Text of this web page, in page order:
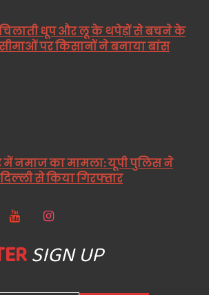
धूप और लू के थपेड़ों से बचने के
पर किसानों ने बनाया बांस
में नमाज का मामला: यूपी पुलिस ने
से किया गिरफ्तार
SIGN UP